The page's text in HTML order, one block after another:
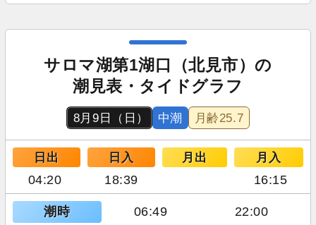
サロマ湖第1湖口（北見市）の
潮見表・タイドグラフ
8月9日（日） 中潮 月齢25.7
日出 日入 月出 月入
04:20 18:39 16:15
潮時 06:49 22:00